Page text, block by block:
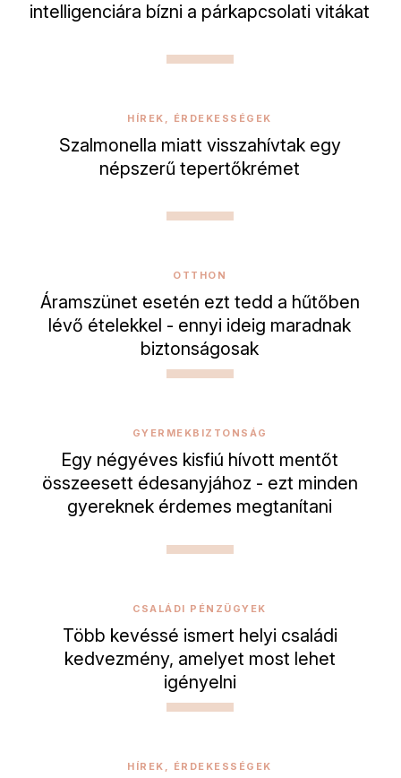
intelligenciára bízni a párkapcsolati vitákat
HÍREK, ÉRDEKESSÉGEK
Szalmonella miatt visszahívtak egy
népszerű tepertőkrémet
OTTHON
Áramszünet esetén ezt tedd a hűtőben
lévő ételekkel - ennyi ideig maradnak
biztonságosak
GYERMEKBIZTONSÁG
Egy négyéves kisfiú hívott mentőt
összeesett édesanyjához - ezt minden
gyereknek érdemes megtanítani
CSALÁDI PÉNZÜGYEK
Több kevéssé ismert helyi családi
kedvezmény, amelyet most lehet
igényelni
HÍREK, ÉRDEKESSÉGEK